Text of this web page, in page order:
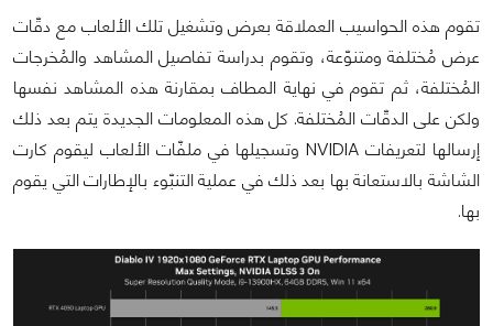
تقوم هذه الحواسيب العملاقة بعرض وتشغيل تلك الألعاب مع دقّات
عرض مُختلفة ومتنوّعة، وتقوم بدراسة تفاصيل المشاهد والمُخرجات
المُختلفة، ثم تقوم في نهاية المطاف بمقارنة هذه المشاهد نفسها
ولكن على الدقّات المُختلفة. كل هذه المعلومات الجديدة يتم بعد ذلك
إرسالها لتعريفات NVIDIA وتسجيلها في ملفّات الألعاب ليقوم كارت
الشاشة بالاستعانة بها بعد ذلك في عملية التنبّوء بالإطارات التي يقوم
بها.